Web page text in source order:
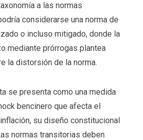
a las normas
considerarse una norma de
o incluso mitigado, donde la
mediante prórrogas plantea
la distorsión de la norma.
se presenta como una medida
bencinero que afecta el
su diseño constitucional
normas transitorias deben